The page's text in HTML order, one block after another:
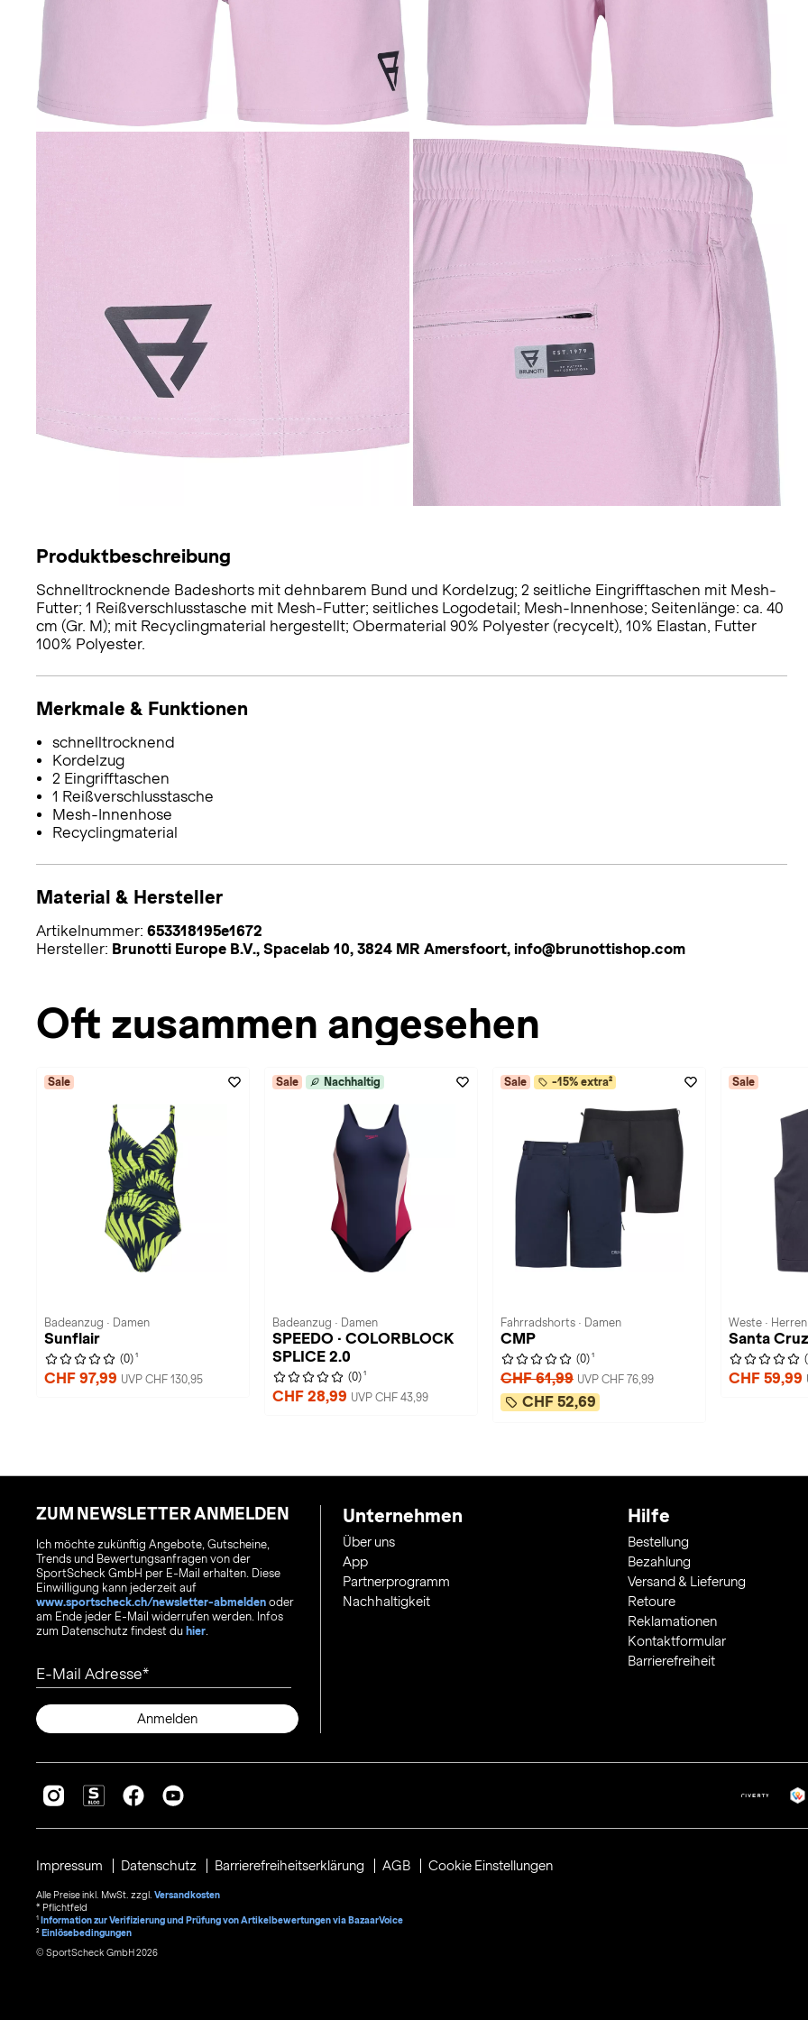
Produktbeschreibung
Schnelltrocknende Badeshorts mit dehnbarem Bund und Kordelzug; 2 seitliche Eingrifftaschen mit Mesh-
Futter; 1 Reißverschlusstasche mit Mesh-Futter; seitliches Logodetail; Mesh-Innenhose; Seitenlänge: ca. 40
cm (Gr. M); mit Recyclingmaterial hergestellt; Obermaterial 90% Polyester (recycelt), 10% Elastan, Futter
100% Polyester.
Merkmale & Funktionen
schnelltrocknend
Kordelzug
2 Eingrifftaschen
1 Reißverschlusstasche
Mesh-Innenhose
Recyclingmaterial
Material & Hersteller
Artikelnummer: 653318195e1672
Hersteller: Brunotti Europe B.V., Spacelab 10, 3824 MR Amersfoort, info@brunottishop.com
Oft zusammen angesehen
Sale
Badeanzug · Damen
Sunflair
(0) 1
CHF 97,99 UVP CHF 130,95
Sale Nachhaltig
Badeanzug · Damen
SPEEDO · COLORBLOCK
SPLICE 2.0
(0) 1
CHF 28,99 UVP CHF 43,99
Sale -15% extra²
Fahrradshorts · Damen
CMP
(0) 1
CHF 61,99 UVP CHF 76,99
CHF 52,69
Sale
Weste · Herren
Santa Cruz
CHF 59,99
ZUM NEWSLETTER ANMELDEN
Ich möchte zukünftig Angebote, Gutscheine,
Trends und Bewertungsanfragen von der
SportScheck GmbH per E-Mail erhalten. Diese
Einwilligung kann jederzeit auf
www.sportscheck.ch/newsletter-abmelden oder
am Ende jeder E-Mail widerrufen werden. Infos
zum Datenschutz findest du hier
E-Mail Adresse
Anmelden
Unternehmen
Über uns
App
Partnerprogramm
Nachhaltigkeit
Hilfe
Bestellung
Bezahlung
Versand & Lieferung
Retoure
Reklamationen
Kontaktformular
Barrierefreiheit
Impressum Datenschutz Barrierefreiheitserklärung AGB Cookie Einstellungen
Alle Preise inkl. MwSt. zzgl. Versandkosten
* Pflichtfeld
1 Information zur Verifizierung und Prüfung von Artikelbewertungen via BazaarVoice
² Einlösebedingungen
© SportScheck GmbH 2026